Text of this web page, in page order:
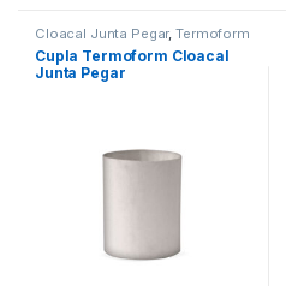
Cloacal Junta Pegar,Termoform
Cupla Termoform Cloacal
Junta Pegar